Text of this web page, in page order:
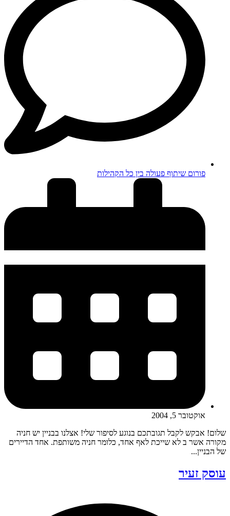
פורום שיתוף פעולה בין כל הקהילות
אוקטובר 5, 2004
שלום! אבקש לקבל תגובתכם בנוגע לסיפור שלי! אצלנו בבניין יש חניה
מקורה אשר ב לא שייכת לאף אחד, כלומר חניה משותפת. אחד הדיירים
של הבניין...
עוסק זעיר